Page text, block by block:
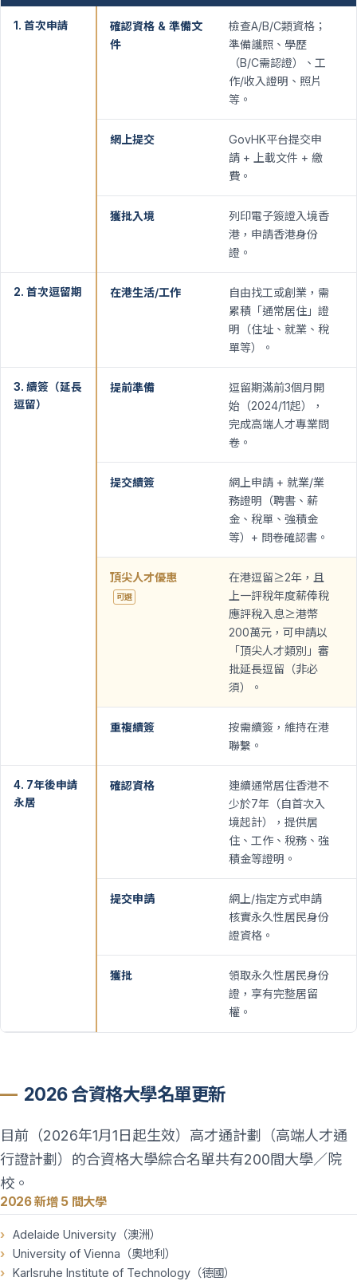
1. 首次申請
確認資格 & 準備文
件
檢查A/B/C類資格；
準備護照、學歷
（B/C需認證）、工
作/收入證明、照片
等。
網上提交
GovHK平台提交申
請 + 上載文件 + 繳
費。
獲批入境
列印電子簽證入境香
港，申請香港身份
證。
2. 首次逗留期 在港生活/工作
自由找工或創業，需
累積「通常居住」證
明（住址、就業、稅
單等）。
3. 續簽（延長
逗留）
提前準備
逗留期滿前3個月開
始（2024/11起），
完成高端人才專業問
卷。
提交續簽
網上申請 + 就業/業
務證明（聘書、薪
金、稅單、強積金
等）+ 問卷確認書。
頂尖人才優惠
可選
在港逗留≥2年，且
上一評稅年度薪俸稅
應評稅入息≥港幣
200萬元，可申請以
「頂尖人才類別」審
批延長逗留（非必
須）。
重複續簽
按需續簽，維持在港
聯繫。
4. 7年後申請
永居
確認資格
連續通常居住香港不
少於7年（自首次入
境起計），提供居
住、工作、稅務、強
積金等證明。
提交申請
網上/指定方式申請
核實永久性居民身份
證資格。
獲批
領取永久性居民身份
證，享有完整居留
權。
2026 合資格大學名單更新
目前（2026年1月1日起生效）高才通計劃（高端人才通
行證計劃）的合資格大學綜合名單共有200間大學／院
校。
2026 新增 5 間大學
Adelaide University（澳洲）
University of Vienna（奧地利）
Karlsruhe Institute of Technology（德國）